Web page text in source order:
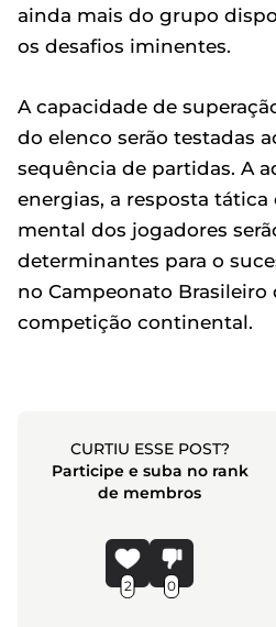
ainda mais do grupo
os desafios iminentes.
A capacidade de
do elenco serão testadas
sequência de partidas. A
energias, a resposta tática
mental dos jogadores
determinantes para o
no Campeonato Brasileiro
competição continental.
CURTIU ESSE POST?
Participe e suba no rank
de membros
2 0